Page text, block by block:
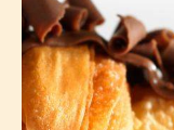
ワ
イ
ト
チ
ョ